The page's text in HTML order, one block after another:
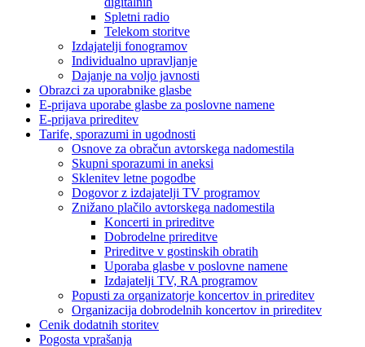
Spletni radio
Telekom storitve
Izdajatelji fonogramov
Individualno upravljanje
Dajanje na voljo javnosti
Obrazci za uporabnike glasbe
E-prijava uporabe glasbe za poslovne namene
E-prijava prireditev
Tarife, sporazumi in ugodnosti
Osnove za obračun avtorskega nadomestila
Skupni sporazumi in aneksi
Sklenitev letne pogodbe
Dogovor z izdajatelji TV programov
Znižano plačilo avtorskega nadomestila
Koncerti in prireditve
Dobrodelne prireditve
Prireditve v gostinskih obratih
Uporaba glasbe v poslovne namene
Izdajatelji TV, RA programov
Popusti za organizatorje koncertov in prireditev
Organizacija dobrodelnih koncertov in prireditev
Cenik dodatnih storitev
Pogosta vprašanja